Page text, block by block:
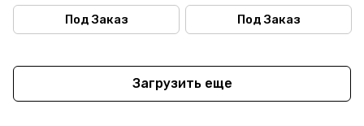
Под Заказ Под Заказ
Загрузить еще